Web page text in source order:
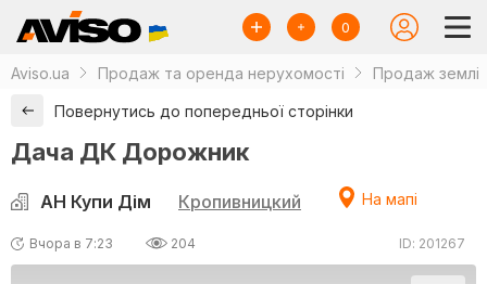
0
Aviso.ua Продаж та оренда нерухомості Продаж землі
Повернутись до попередньої сторінки
Дача ДК Дорожник
АН Купи Дім Кропивницкий На мапі
Вчора в 7:23 204 ID: 201267